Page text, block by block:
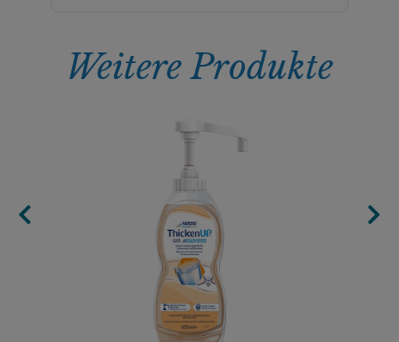
Weitere Produkte